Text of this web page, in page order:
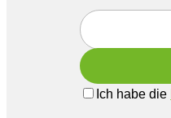
Ich habe die